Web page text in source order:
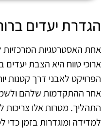
הגדרת יעדים
אחת האסטרטגיות
ארוכי טווח היא הצבת יעדים
הפרויקט לאבני דרך קטנות
אחר ההתקדמות שלהם
התהליך. מטרות אלו צריכות
למדידה ומוגדרות בזמן כדי